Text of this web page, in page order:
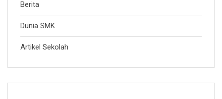
Berita
Dunia SMK
Artikel Sekolah